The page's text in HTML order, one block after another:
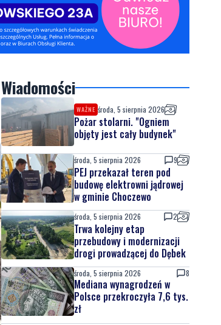
Wiadomości
WAŻNE środa, 5 sierpnia 2026
Pożar stolarni. "Ogniem
objęty jest cały budynek"
środa, 5 sierpnia 2026 9
PEJ przekazał teren pod
budowę elektrowni jądrowej
w gminie Choczewo
środa, 5 sierpnia 2026 2
Trwa kolejny etap
przebudowy i modernizacji
drogi prowadzącej do Dębek
środa, 5 sierpnia 2026 8
Mediana wynagrodzeń w
Polsce przekroczyła 7,6 tys.
zł